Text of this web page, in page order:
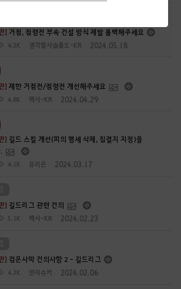
] 거점, 점령전 부속 건설 방식 제발 롤백해주세요
4.3K 생각할사슬플도-KR 2024.05.18
]제한 거점전/점령전 개선해주세요
4.8K 백사-KR 2024.04.29
] 길드 스킬 개선(피의 맹세 삭제, 집결지 지정)을
4.1K 유리은 2024.03.17
] 길드리그 관련 건의
5.1K 백사-KR 2024.02.23
] 검은사막 건의사항 2 - 길드리그
4.3K 얀지슈카 2024.02.06